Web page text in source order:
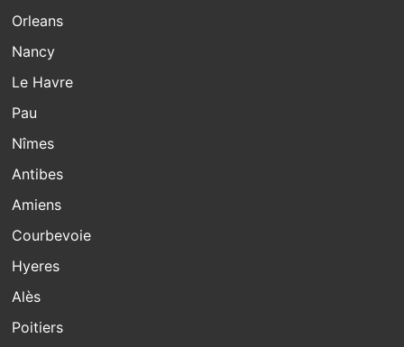
Orleans
Nancy
Le Havre
Pau
Nîmes
Antibes
Amiens
Courbevoie
Hyeres
Alès
Poitiers